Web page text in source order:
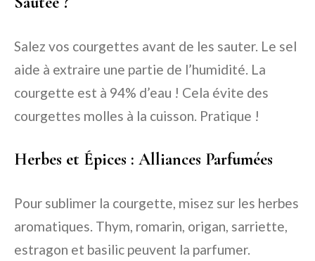
Salez vos courgettes avant de les sauter. Le sel
aide à extraire une partie de l’humidité. La
courgette est à 94% d’eau ! Cela évite des
courgettes molles à la cuisson. Pratique !
Herbes et Épices : Alliances Parfumées
Pour sublimer la courgette, misez sur les herbes
aromatiques. Thym, romarin, origan, sarriette,
estragon et basilic peuvent la parfumer.